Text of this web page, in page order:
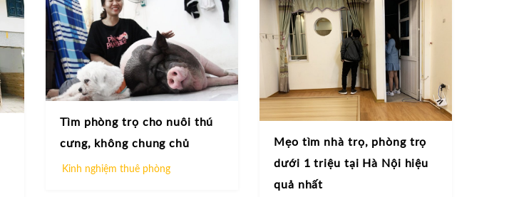
Tìm phòng trọ cho nuôi thú
cưng, không chung chủ
Kinh nghiệm thuê phòng
Mẹo tìm nhà trọ, phòng trọ
dưới 1 triệu tại Hà Nội hiệu
quả nhất